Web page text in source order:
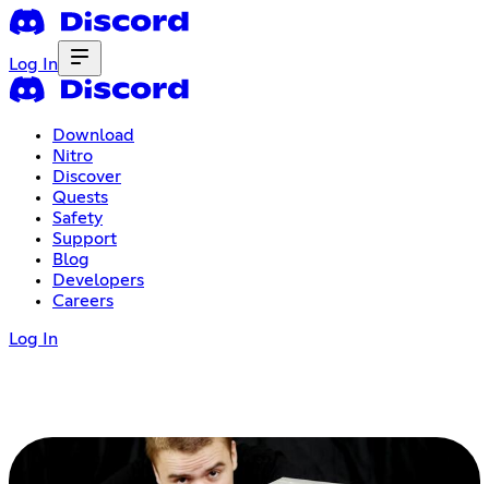
Log In
Download
Nitro
Discover
Quests
Safety
Support
Blog
Developers
Careers
Log In